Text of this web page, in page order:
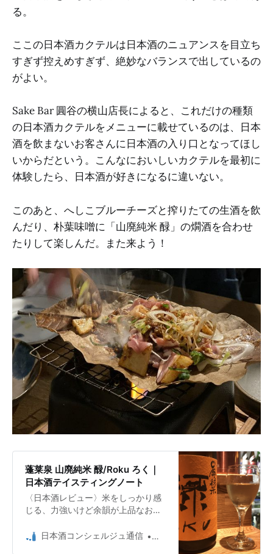
る。
ここの日本酒カクテルは日本酒のニュアンスを目立ち
すぎず控えめすぎず、絶妙なバランスで出しているの
がよい。
Sake Bar 圓谷の横山店長によると、これだけの種類
の日本酒カクテルをメニューに載せているのは、日本
酒を飲まないお客さんに日本酒の入り口となってほし
いからだという。こんなにおいしいカクテルを最初に
体験したら、日本酒が好きになるに違いない。
このあと、へしこブルーチーズと搾りたての生酒を飲
んだり、朴葉味噌に「山廃純米 醁」の燗酒を合わせ
たりして楽しんだ。また来よう！
蓬莱泉 山廃純米 醁/Roku ろく｜
日本酒テイスティングノート
〈日本酒レビュー〉米をしっかり感
じる、力強いけど余韻が上品なお
日本酒コンシェルジュ通信
日本酒コンシェルジュ Umio